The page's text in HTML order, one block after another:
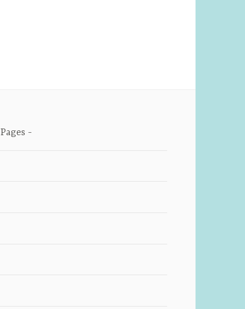
Pages